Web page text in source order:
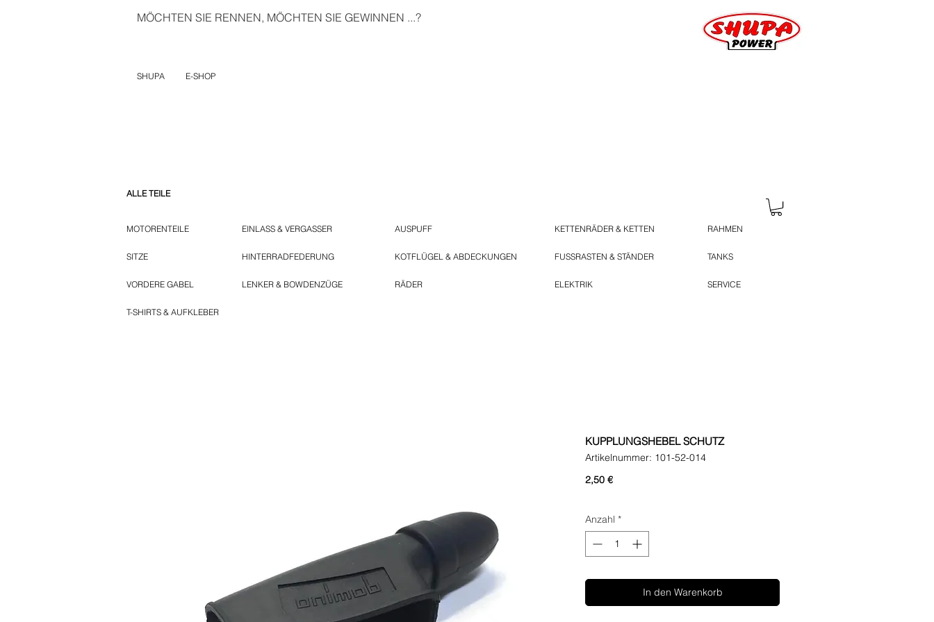
MÖCHTEN SIE RENNEN, MÖCHTEN SIE GEWINNEN ...?
SHUPA E-SHOP
ALLE TEILE
MOTORENTEILE
SITZE
VORDERE GABEL
EINLASS & VERGASSER
HINTERRADFEDERUNG
LENKER & BOWDENZÜGE
AUSPUFF
KOTFLÜGEL & ABDECKUNGEN
RÄDER
KETTENRÄDER & KETTEN
FUSSRASTEN & STÄNDER
ELEKTRIK
RAHMEN
TANKS
SERVICE
T-SHIRTS & AUFKLEBER
KUPPLUNGSHEBEL SCHUTZ
Artikelnummer: 101-52-014
2,50 €Preis
Anzahl *
In den Warenkorb